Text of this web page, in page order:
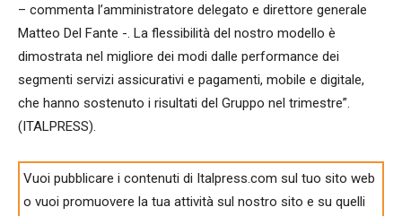
– commenta l’amministratore delegato e direttore generale
Matteo Del Fante -. La flessibilità del nostro modello è
dimostrata nel migliore dei modi dalle performance dei
segmenti servizi assicurativi e pagamenti, mobile e digitale,
che hanno sostenuto i risultati del Gruppo nel trimestre”.
(ITALPRESS).
Vuoi pubblicare i contenuti di Italpress.com sul tuo sito web
o vuoi promuovere la tua attività sul nostro sito e su quelli